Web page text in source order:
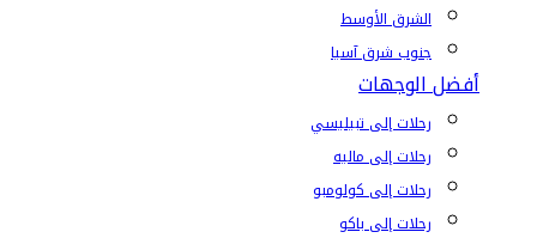
الشرق الأوسط
جنوب شرق آسيا
أفضل الوجهات
رحلات إلى تبيليسي
رحلات إلى ماليه
رحلات إلى كولومبو
رحلات إلى باكو